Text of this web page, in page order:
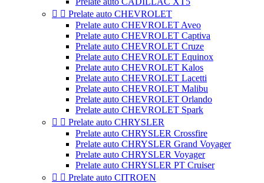
  Prelate auto CHEVROLET
Prelate auto CHEVROLET Aveo
Prelate auto CHEVROLET Captiva
Prelate auto CHEVROLET Cruze
Prelate auto CHEVROLET Equinox
Prelate auto CHEVROLET Kalos
Prelate auto CHEVROLET Lacetti
Prelate auto CHEVROLET Malibu
Prelate auto CHEVROLET Orlando
Prelate auto CHEVROLET Spark
  Prelate auto CHRYSLER
Prelate auto CHRYSLER Crossfire
Prelate auto CHRYSLER Grand Voyager
Prelate auto CHRYSLER Voyager
Prelate auto CHRYSLER PT Cruiser
  Prelate auto CITROEN